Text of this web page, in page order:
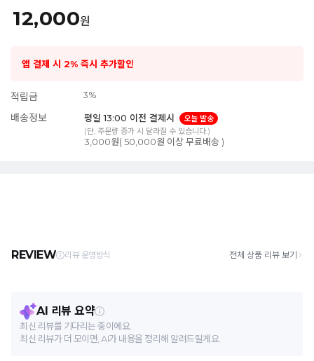
12,000원
앱 결제 시 2% 즉시 추가할인
적립금 3%
배송정보 평일 13:00 이전 결제시
오늘 발송
(단, 주문량 증가 시 달라질 수 있습니다.)
3,000원( 50,000원 이상 무료배송 )